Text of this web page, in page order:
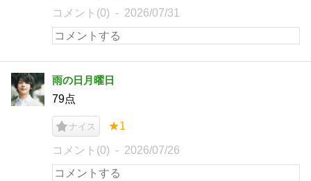
コメント(0) 2026/07/31
雨の日月曜日
79点
ナイス ★1
コメント(0) 2026/07/26